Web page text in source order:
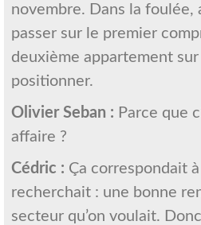
novembre. Dans la foulée,
passer sur le premier
deuxième appartement
positionner.
Olivier Seban : Parce que
affaire ?
Cédric : Ça correspondait à
recherchait : une bonne
secteur qu’on voulait.